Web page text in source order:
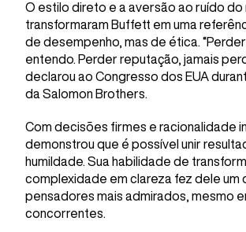
O estilo direto e a aversão ao ruído
transformaram Buffett em uma
de desempenho, mas de ética.
entendo. Perder reputação, jamais
declarou ao Congresso dos EUA
da Salomon Brothers.
Com decisões firmes e racionalidade
demonstrou que é possível unir
humildade. Sua habilidade de
complexidade em clareza fez dele um
pensadores mais admirados, mesmo
concorrentes.